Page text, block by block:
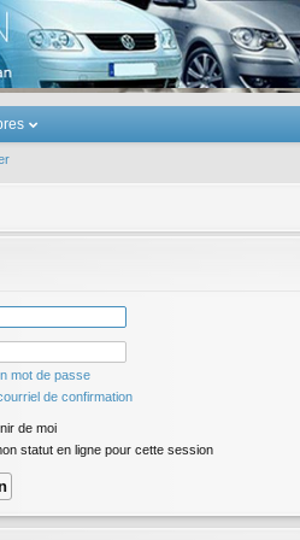
Touran
mot de passe
de confirmation
de moi
statut en ligne pour cette session